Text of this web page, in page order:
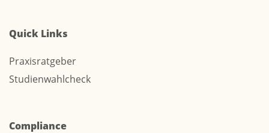
Quick Links
Praxisratgeber
Studienwahlcheck
Compliance